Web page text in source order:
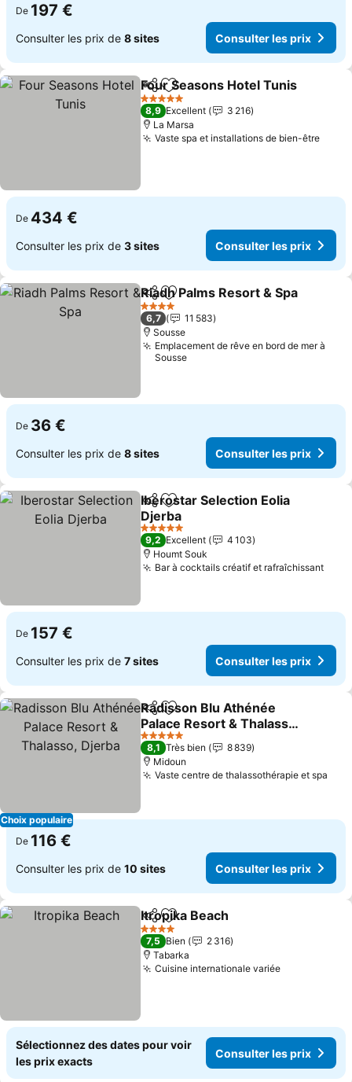
De 197 €
Consulter les prix de 8 sites Consulter les prix
PartagerAjouter à mes favoris
Four Seasons Hotel Tunis
5 Étoiles
8,9 Excellent
3 216
La Marsa
Vaste spa et installations de bien-être
De 434 €
Consulter les prix de 3 sites Consulter les prix
PartagerAjouter à mes favoris
Riadh Palms Resort & Spa
4 Étoiles
6,7
11 583
Sousse
Emplacement de rêve en bord de mer à
Sousse
De 36 €
Consulter les prix de 8 sites Consulter les prix
PartagerAjouter à mes favoris
Iberostar Selection Eolia
Djerba
5 Étoiles
9,2 Excellent
4 103
Houmt Souk
Bar à cocktails créatif et rafraîchissant
De 157 €
Consulter les prix de 7 sites Consulter les prix
Choix populaire
PartagerAjouter à mes favoris
Radisson Blu Athénée
Palace Resort & Thalasso,
Djerba
5 Étoiles
8,1 Très bien
8 839
Midoun
Vaste centre de thalassothérapie et spa
De 116 €
Consulter les prix de 10 sites Consulter les prix
PartagerAjouter à mes favoris
Itropika Beach
4 Étoiles
7,5 Bien
2 316
Tabarka
Cuisine internationale variée
Sélectionnez des dates pour voir
les prix exacts
Consulter les prix